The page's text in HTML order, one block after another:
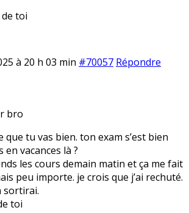
toi
à 20 h 03 min #70057 Répondre
bro
que tu vas bien. ton exam s’est bien
en vacances là ?
les cours demain matin et ça me fait
peu importe. je crois que j’ai rechuté.
sortirai.
toi